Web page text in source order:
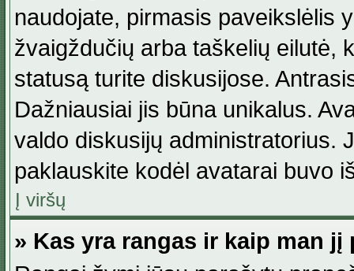
naudojate, pirmasis paveikslėlis
žvaigždučių arba taškelių eilutė,
statusą turite diskusijose.
Dažniausiai jis būna unikalus.
valdo diskusijų administratorius.
paklauskite kodėl avatarai buvo
Į viršų
» Kas yra rangas ir kaip man jį